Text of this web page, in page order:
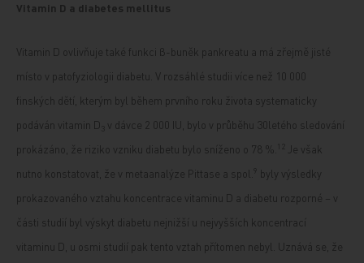
Vitamin D a diabetes mellitus
Vitamin D ovlivňuje také funkci β-buněk pankreatu a má zřejmě jisté
místo v patofyziologii diabetu. V rozsáhlé studii více než 10 000
finských dětí, kterým byl během prvního roku života systematicky
podáván vitamin D 3 v dávce 2 000 IU, bylo v průběhu 30letého sledování
prokázáno, že riziko vzniku diabetu bylo sníženo o 78 %.
Je však
nutno konstatovat, že v metaanalýze Pittase a spol.
byly výsledky
prokazovaného vztahu koncentrace vitaminu D a diabetu rozporné – v
části studií byl výskyt diabetu nejnižší u nejvyšších koncentrací
vitaminu D, u osmi studií pak tento vztah přítomen nebyl. Uznává se, že